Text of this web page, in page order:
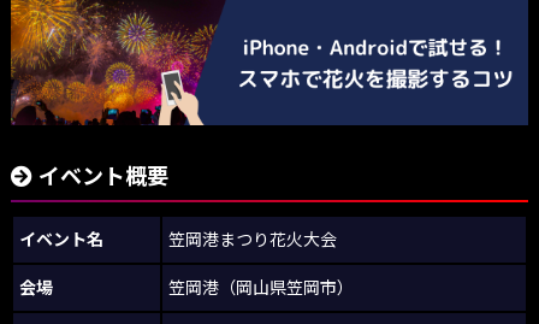
イベント概要
イベント名 笠岡港まつり花火大会
会場 笠岡港（岡山県笠岡市）